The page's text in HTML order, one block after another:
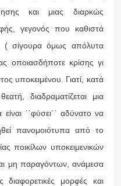
και μιας διαρκώς
γεγονός που καθιστά
( σίγουρα όμως απόλυτα
οποιασδήποτε κρίσης γι
υποκειμένου. Γιατί, κατά
διαδραματίζεται μια
΄΄φύσει΄΄ αδύνατο να
πανομοιότυπα από το
ποικίλων υποκειμενικών
μη παραγόντων, ανάμεσα
μορφές και